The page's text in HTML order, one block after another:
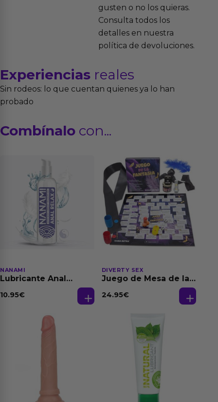
gusten o no los quieras.
Consulta todos los
detalles en nuestra
política de devoluciones.
Experiencias reales
Sin rodeos: lo que cuentan quienes ya lo han
probado
Combínalo con...
NANAMI
Lubricante Anal
Dilatación Base Agua
10.95€
DIVERTY SEX
Juego de Mesa de las
24.95€